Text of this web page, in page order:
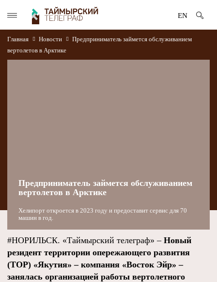
EN
Главная Новости
Предприниматель займется обслуживанием
вертолетов в Арктике
Предприниматель займется обслуживанием
вертолетов в Арктике
Хелипорт откроется в 2023 году и предоставит сервис для 70
машин в год.
#НОРИЛЬСК. «Таймырский телеграф» – Новый
резидент территории опережающего развития
(ТОР) «Якутия» – компания «Восток Эйр» –
занялась организацией работы вертолетного